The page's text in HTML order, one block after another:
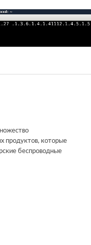
продуктов, которые
беспроводные